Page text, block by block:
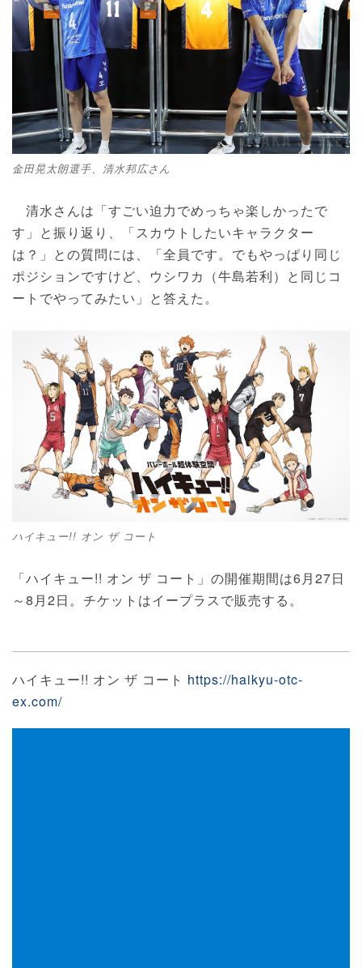
金田晃太朗選手、清水邦広さん
清水さんは「すごい迫力でめっちゃ楽しかったで
す」と振り返り、「スカウトしたいキャラクター
は？」との質問には、「全員です。でもやっぱり同じ
ポジションですけど、ウシワカ（牛島若利）と同じコ
ートでやってみたい」と答えた。
ハイキュー!! オン ザ コート
「ハイキュー!! オン ザ コート」の開催期間は6月27日
～8月2日。チケットはイープラスで販売する。
ハイキュー!! オン ザ コート https://haikyu-otc-
ex.com/